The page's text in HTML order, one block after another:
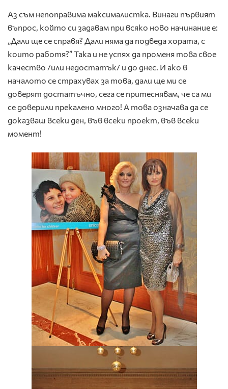
Аз съм непоправима максималистка. Винаги първият
въпрос, който си задавам при всяко ново начинание е:
„Дали ще се справя? Дали няма да подведа хората, с
които работя?” Така и не успях да променя това свое
качество /или недостатък/ и до днес. И ако в
началото се страхувах за това, дали ще ми се
доверят достатъчно, сега се притеснявам, че са ми
се доверили прекалено много! А това означава да се
доказваш всеки ден, във всеки проект, във всеки
момент!